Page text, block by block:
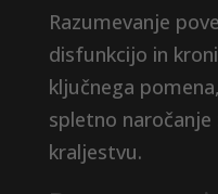
Razumevanje
disfunkcijo in
ključnega
spletno
kraljestvu.